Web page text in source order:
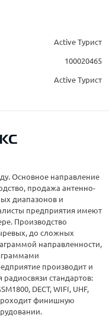
Active Турист
100020465
Active Турист
Основное направление
продажа антенно-
диапазонов и
предприятия имеют
Производство
до сложных
направленности,
производит и
радиосвязи стандартов:
DECT, WIFI, UHF,
финишную